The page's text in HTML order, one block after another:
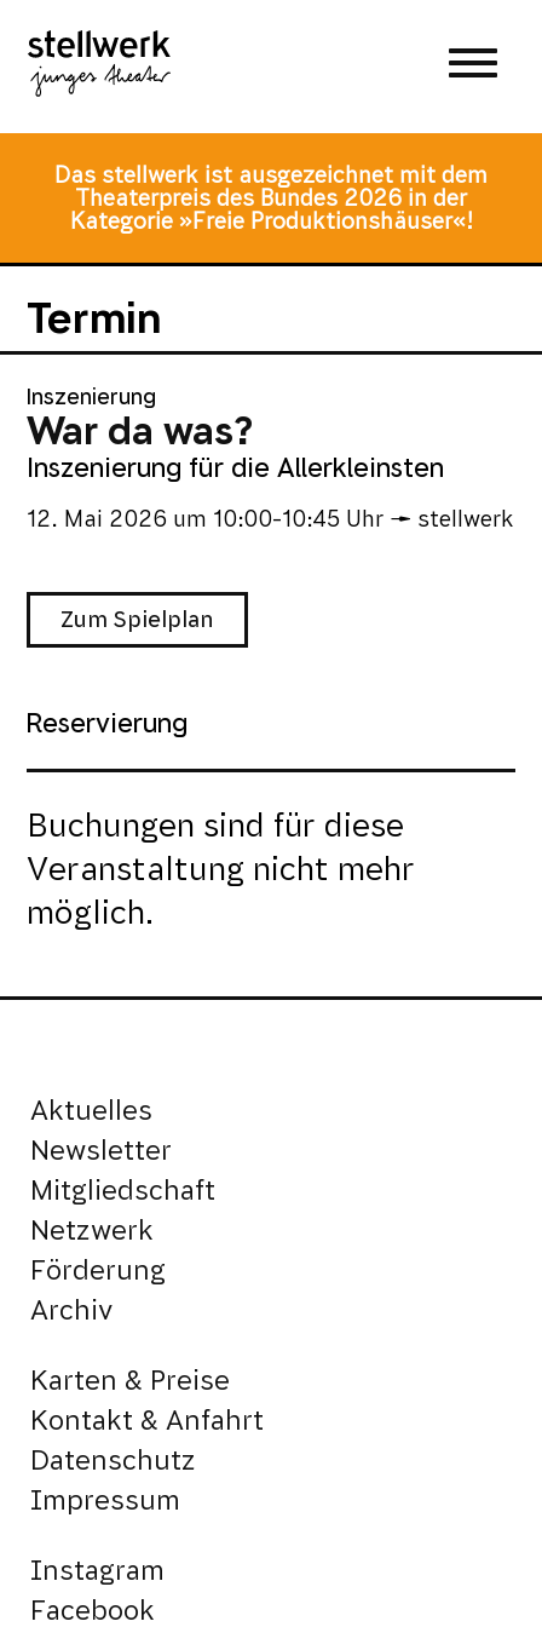
Hauptmenü
Inhalt
springen
Fusszeile
springen
Das stellwerk ist ausgezeichnet mit dem
Theaterpreis des Bundes 2026 in der
Kategorie »Freie Produktionshäuser«!
Termin
Inszenierung
War da was?
Inszenierung für die Allerkleinsten
12. Mai 2026 um 10:00-10:45 Uhr stellwerk
Zum Spielplan
Reservierung
Buchungen sind für diese
Veranstaltung nicht mehr
möglich.
Aktuelles
Newsletter
Mitgliedschaft
Netzwerk
Förderung
Archiv
Karten & Preise
Kontakt & Anfahrt
Datenschutz
Impressum
Instagram
Facebook